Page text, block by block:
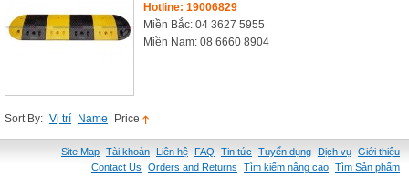
Hotline: 19006829
Miền Bắc: 04 3627 5955
Miền Nam: 08 6660 8904
Sort By: Vị trí Name Price
Giới thiệu
Dịch vụ
Tuyển dụng
Tin tức
FAQ
Liên hệ
Tài khoản
Site Map
Tìm Sản phẩm
Tìm kiếm nâng cao
Orders and Returns
Contact Us